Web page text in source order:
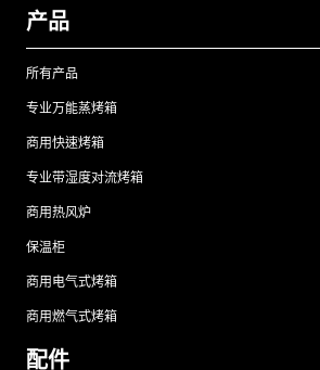
产品
所有产品
专业万能蒸烤箱
商用快速烤箱
专业带湿度对流烤箱
商用热风炉
保温柜
商用电气式烤箱
商用燃气式烤箱
配件